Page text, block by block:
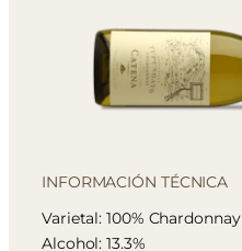
INFORMACIÓN TÉCNICA
Varietal: 100% Chardonnay
Alcohol: 13.3%